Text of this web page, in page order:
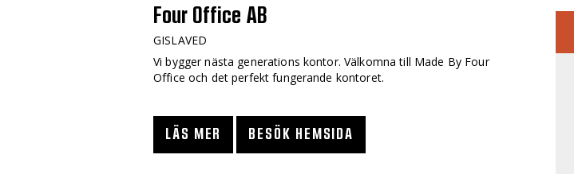
Four Office AB
GISLAVED
Vi bygger nästa generations kontor. Välkomna till Made By Four
Office och det perfekt fungerande kontoret.
LÄS MER BESÖK HEMSIDA